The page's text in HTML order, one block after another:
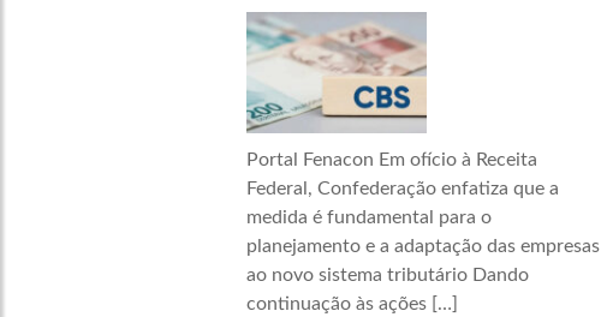
Portal Fenacon Em ofício à Receita
Federal, Confederação enfatiza que a
medida é fundamental para o
planejamento e a adaptação das empresas
ao novo sistema tributário Dando
continuação às ações […]